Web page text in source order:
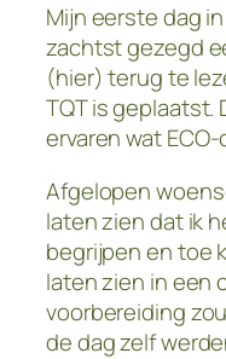
Mijn eerste dag
zachtst gezegd
(hier) terug te
TQT is geplaatst.
ervaren wat
Afgelopen
laten zien dat ik
begrijpen en toe
laten zien in een
voorbereiding
de dag zelf